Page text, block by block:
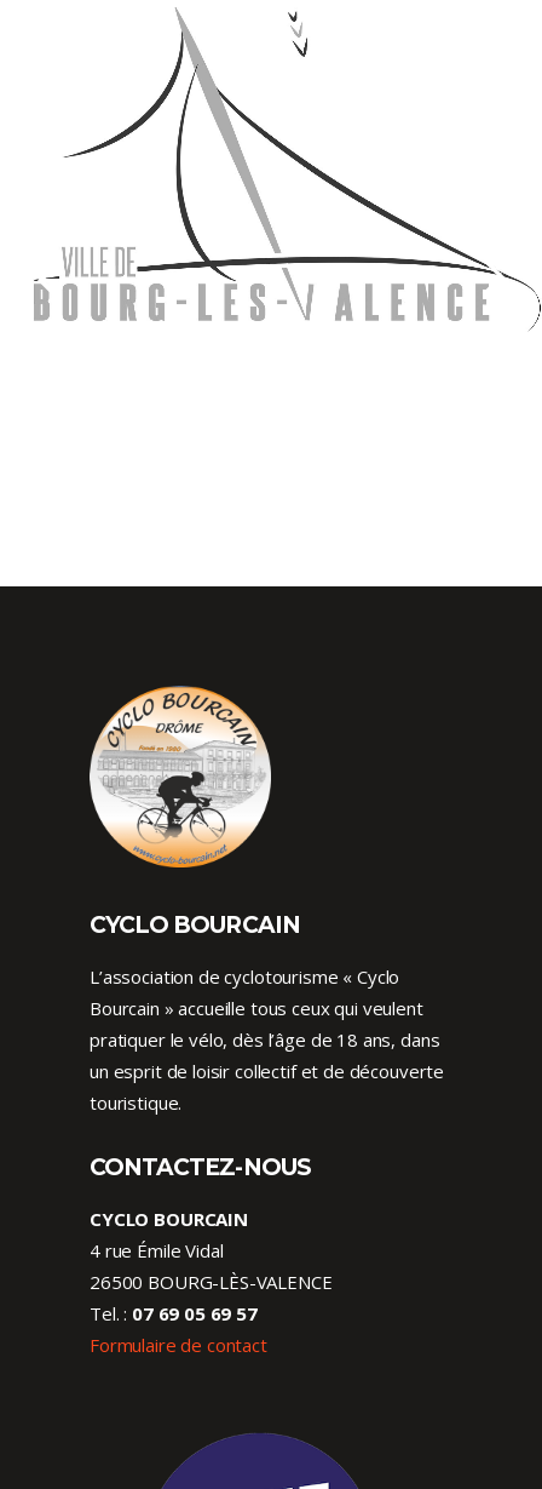
CYCLO BOURCAIN
L’association de cyclotourisme « Cyclo
Bourcain » accueille tous ceux qui veulent
pratiquer le vélo, dès l’âge de 18 ans, dans
un esprit de loisir collectif et de découverte
touristique.
CONTACTEZ-NOUS
CYCLO BOURCAIN
4 rue Émile Vidal
26500 BOURG-LÈS-VALENCE
Tel. : 07 69 05 69 57
Formulaire de contact